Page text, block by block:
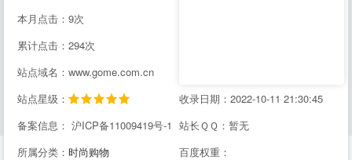
本月点击：9次
累计点击：294次
站点域名：www.gome.com.cn
站点星级：
收录日期：2022-10-11 21:30:45
备案信息： 沪ICP备11009419号-1 站长ＱＱ：暂无
所属分类： 时尚购物
百度权重：